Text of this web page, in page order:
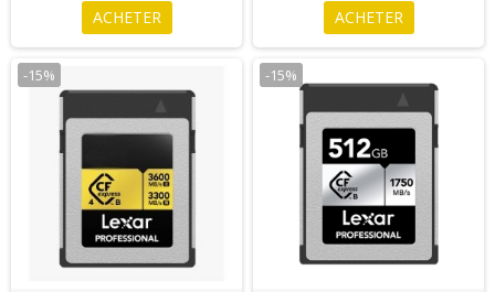
ACHETER ACHETER
-15% -15%